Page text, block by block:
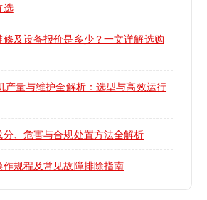
选
及设备报价是多少？一文详解选购
产量与维护全解析：选型与高效运行
、危害与合规处置方法全解析
规程及常见故障排除指南